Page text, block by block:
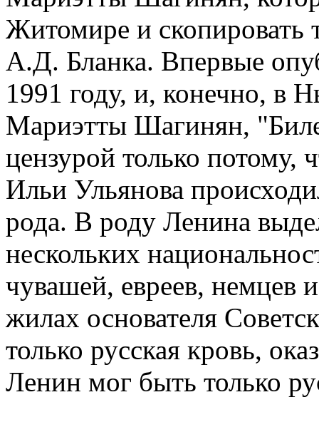
Житомире и скопировать
А.Д. Бланка. Впервые
1991 году, и, конечно, в
Мариэтты Шагинян,
цензурой только потому,
Ильи Ульянова
рода. В роду Ленина
нескольких
чувашей, евреев, немцев
жилах основателя
только русская кровь,
Ленин мог быть только